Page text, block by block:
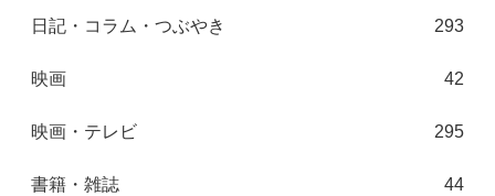
日記・コラム・つぶやき 293
映画 42
映画・テレビ 295
書籍・雑誌 44